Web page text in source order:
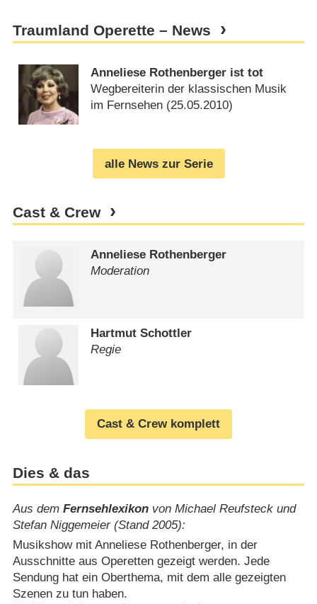
Traumland Operette – News
Anneliese Rothenberger ist tot
Wegbereiterin der klassischen Musik
im Fernsehen (25.05.2010)
alle News zur Serie
Cast & Crew
Anneliese Rothenberger
Moderation
Hartmut Schottler
Regie
Cast & Crew komplett
Dies & das
Aus dem Fernsehlexikonvon Michael Reufsteck und
Stefan Niggemeier (Stand 2005):
Musikshow mit Anneliese Rothenberger, in der
Ausschnitte aus Operetten gezeigt werden. Jede
Sendung hat ein Oberthema, mit dem alle gezeigten
Szenen zu tun haben.